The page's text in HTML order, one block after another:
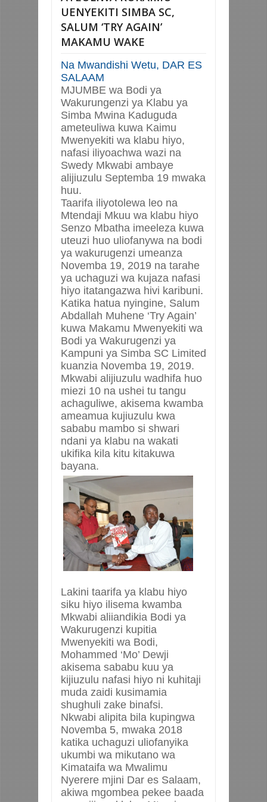
UENYEKITI SIMBA SC,
SALUM ‘TRY AGAIN’
MAKAMU WAKE
Na Mwandishi Wetu, DAR ES
SALAAM
MJUMBE wa Bodi ya
Wakurungenzi ya Klabu ya
Simba Mwina Kaduguda
ameteuliwa kuwa Kaimu
Mwenyekiti wa klabu hiyo,
nafasi iliyoachwa wazi na
Swedy Mkwabi ambaye
alijiuzulu Septemba 19 mwaka
huu.
Taarifa iliyotolewa leo na
Mtendaji Mkuu wa klabu hiyo
Senzo Mbatha imeeleza kuwa
uteuzi huo uliofanywa na bodi
ya wakurugenzi umeanza
Novemba 19, 2019 na tarahe
ya uchaguzi wa kujaza nafasi
hiyo itatangazwa hivi karibuni.
Katika hatua nyingine, Salum
Abdallah Muhene ‘Try Again’
kuwa Makamu Mwenyekiti wa
Bodi ya Wakurugenzi ya
Kampuni ya Simba SC Limited
kuanzia Novemba 19, 2019.
Mkwabi alijiuzulu wadhifa huo
miezi 10 na ushei tu tangu
achaguliwe, akisema kwamba
ameamua kujiuzulu kwa
sababu mambo si shwari
ndani ya klabu na wakati
ukifika kila kitu kitakuwa
bayana.
Lakini taarifa ya klabu hiyo
siku hiyo ilisema kwamba
Mkwabi aliiandikia Bodi ya
Wakurugenzi kupitia
Mwenyekiti wa Bodi,
Mohammed ‘Mo’ Dewji
akisema sababu kuu ya
kijiuzulu nafasi hiyo ni kuhitaji
muda zaidi kusimamia
shughuli zake binafsi.
Nkwabi alipita bila kupingwa
Novemba 5, mwaka 2018
katika uchaguzi uliofanyika
ukumbi wa mikutano wa
Kimataifa wa Mwalimu
Nyerere mjini Dar es Salaam,
akiwa mgombea pekee baada